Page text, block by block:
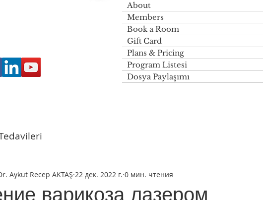
About
Members
Book a Room
Gift Card
Plans & Pricing
Program Listesi
Dosya Paylaşımı
варикоза лазером
Aykut Recep AKTAŞ 22 дек. 2022 г. 0 мин. чтения